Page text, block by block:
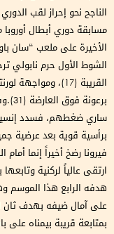
مسابقة دوري أبطال أوروبا
الشوط الأول حرم نابولي
القريبة (17)،
فيرونا رضخ أخيراً إنما
هدفه الرابع هذا الموسم
على آمال ضيفه بهدف
بمتابعة قريبة بيمناه